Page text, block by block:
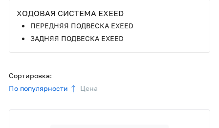
ХОДОВАЯ СИСТЕМА EXEED
ПЕРЕДНЯЯ ПОДВЕСКА EXEED
ЗАДНЯЯ ПОДВЕСКА EXEED
Сортировка:
По популярности
Цена